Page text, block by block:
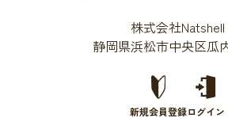
株式会社Natshell
静岡県浜松市中央区瓜
新規会員登録ログイン